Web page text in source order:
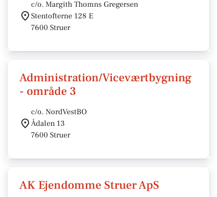
c/o. Margith Thomns Gregersen
Stentofterne 128 E
7600 Struer
Administration/Viceværtbygning
- område 3
c/o. NordVestBO
Ådalen 13
7600 Struer
AK Ejendomme Struer ApS